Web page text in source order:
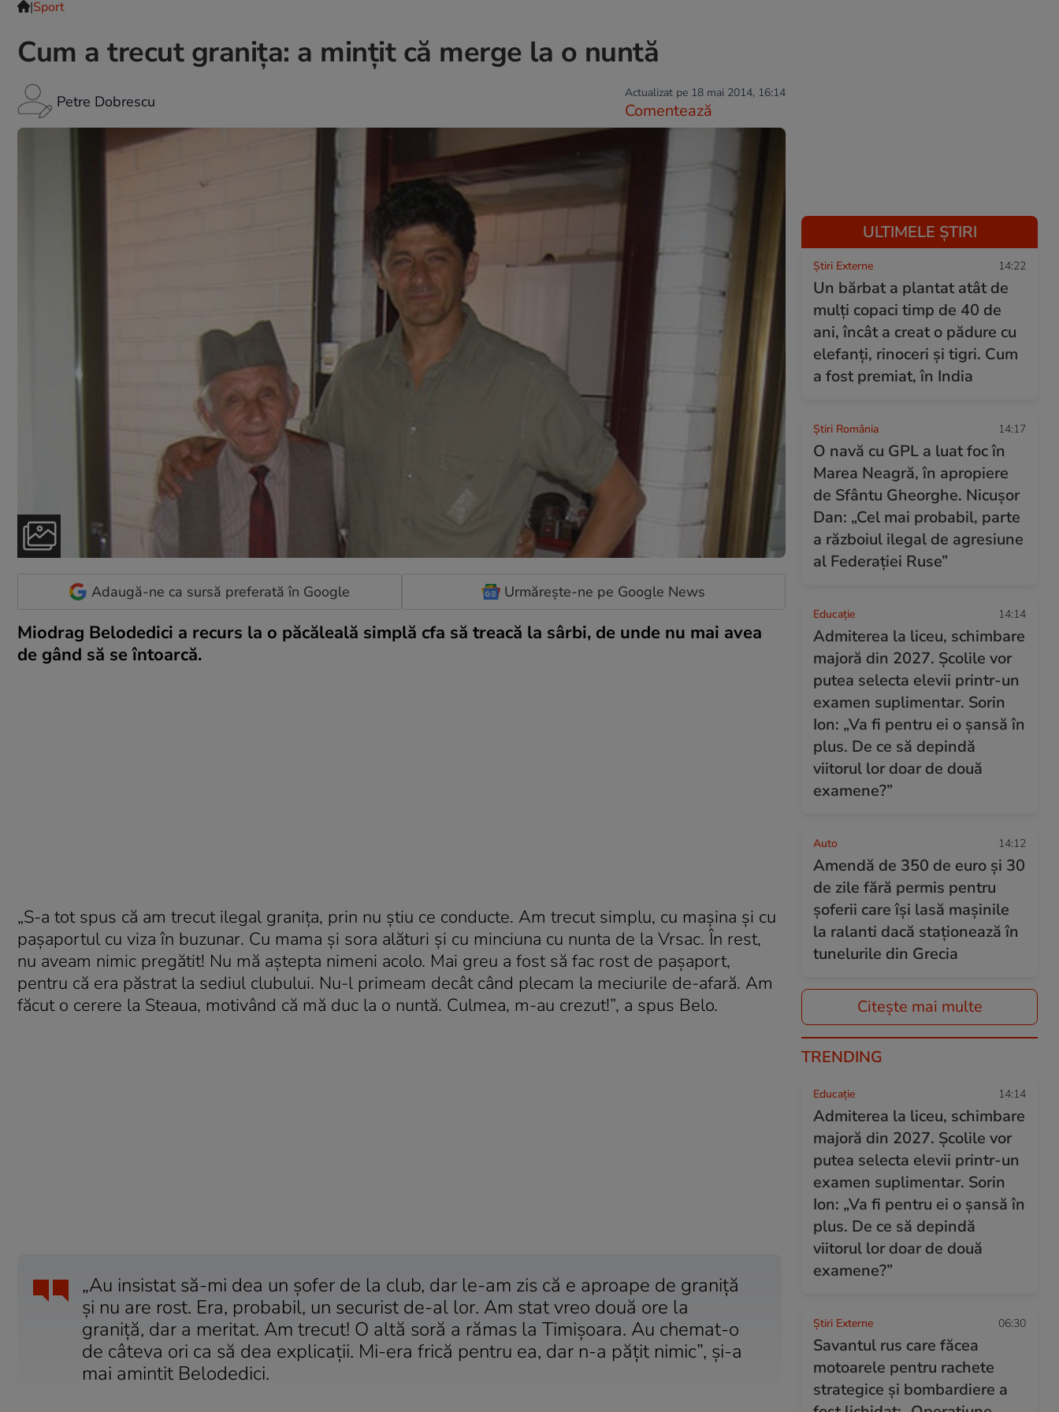
|Sport
Cum a trecut graniţa: a minţit că merge la o nuntă
Petre Dobrescu Actualizat pe 18 mai 2014, 16:14
Comentează
Adaugă-ne ca sursă preferată în Google Urmărește-ne pe Google News
Miodrag Belodedici a recurs la o păcăleală simplă cfa să treacă la sârbi, de unde nu mai avea
de gând să se întoarcă.
„S-a tot spus că am trecut ilegal graniţa, prin nu ştiu ce conducte. Am trecut simplu, cu maşina şi cu
paşaportul cu viza în buzunar. Cu mama şi sora alături şi cu minciuna cu nunta de la Vrsac. În rest,
nu aveam nimic pregătit! Nu mă aştepta nimeni acolo. Mai greu a fost să fac rost de paşaport,
pentru că era păstrat la sediul clubului. Nu-l primeam decât când plecam la meciurile de-afară. Am
făcut o cerere la Steaua, motivând că mă duc la o nuntă. Culmea, m-au crezut!”, a spus Belo.
„Au insistat să-mi dea un şofer de la club, dar le-am zis că e aproape de graniţă
şi nu are rost. Era, probabil, un securist de-al lor. Am stat vreo două ore la
graniţă, dar a meritat. Am trecut! O altă soră a rămas la Timişoara. Au chemat-o
de câteva ori ca să dea explicaţii. Mi-era frică pentru ea, dar n-a păţit nimic”, şi-a
mai amintit Belodedici.
ULTIMELE ȘTIRI
Știri Externe 14:22
Un bărbat a plantat atât de
mulți copaci timp de 40 de
ani, încât a creat o pădure cu
elefanți, rinoceri și tigri. Cum
a fost premiat, în India
Știri România 14:17
O navă cu GPL a luat foc în
Marea Neagră, în apropiere
de Sfântu Gheorghe. Nicușor
Dan: „Cel mai probabil, parte
a războiul ilegal de agresiune
al Federației Ruse”
Educație 14:14
Admiterea la liceu, schimbare
majoră din 2027. Școlile vor
putea selecta elevii printr-un
examen suplimentar. Sorin
Ion: „Va fi pentru ei o șansă în
plus. De ce să depindă
viitorul lor doar de două
examene?”
Auto 14:12
Amendă de 350 de euro și 30
de zile fără permis pentru
șoferii care își lasă mașinile
la ralanti dacă staționează în
tunelurile din Grecia
Citește mai multe
TRENDING
Educație 14:14
Admiterea la liceu, schimbare
majoră din 2027. Școlile vor
putea selecta elevii printr-un
examen suplimentar. Sorin
Ion: „Va fi pentru ei o șansă în
plus. De ce să depindă
viitorul lor doar de două
examene?”
Știri Externe 06:30
Savantul rus care făcea
motoarele pentru rachete
strategice și bombardiere a